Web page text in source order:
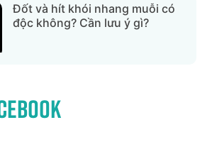
Đốt và hít khói nhang muỗi có
độc không? Cần lưu ý gì?